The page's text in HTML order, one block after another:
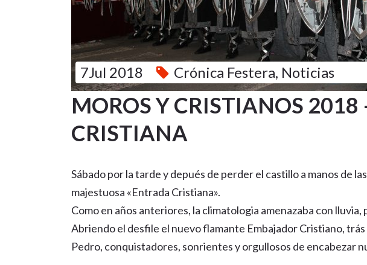
7Jul 2018 Crónica Festera, Noticias
MOROS Y CRISTIANOS
CRISTIANA
Sábado por la tarde y depués de perder el castillo a manos de
majestuosa «Entrada Cristiana».
Como en años anteriores, la climatologia amenazaba con
Abriendo el desfile el nuevo flamante Embajador Cristiano, trás
Pedro, conquistadores, sonrientes y orgullosos de encabezar